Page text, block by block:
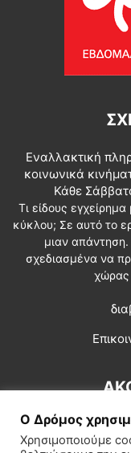
Εναλλακτική
κοινωνικά
Κάθε
Τι είδους
κύκλου; Σε αυτό το
μιαν
σχεδιασμένα να
χώρας
Ο Δρόμος
Χρησιμοποιούμε